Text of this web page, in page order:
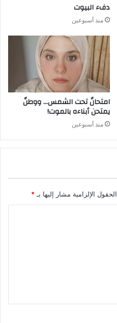
دفء البيوت
منذ أسبوعين
امتحانٌ تحت الشمس… ووطنٌ
يمتحن أبناءه بالموت!
منذ أسبوعين
الحقول الإلزامية مشار إليها بـ*